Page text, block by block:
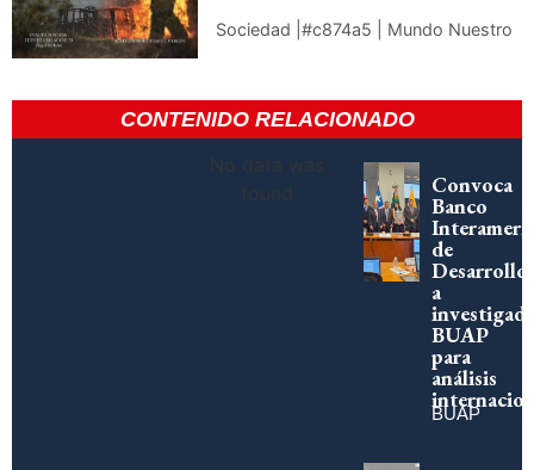
Sociedad |#c874a5 | Mundo Nuestro
CONTENIDO RELACIONADO
No data was
found
Convoca
Banco
de
Desarrollo
a
BUAP
para
análisis
BUAP